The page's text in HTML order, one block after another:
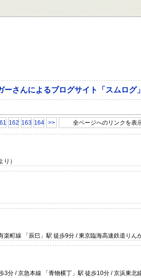
さんによるブログサイト「スムログ」
162 163 164 >> 全ページへのリンクを表
）
町線 「辰巳」駅 徒歩9分 / 東京臨海高速鉄道りん
分 / 京急本線 「青物横丁」駅 徒歩10分 / 京浜東北